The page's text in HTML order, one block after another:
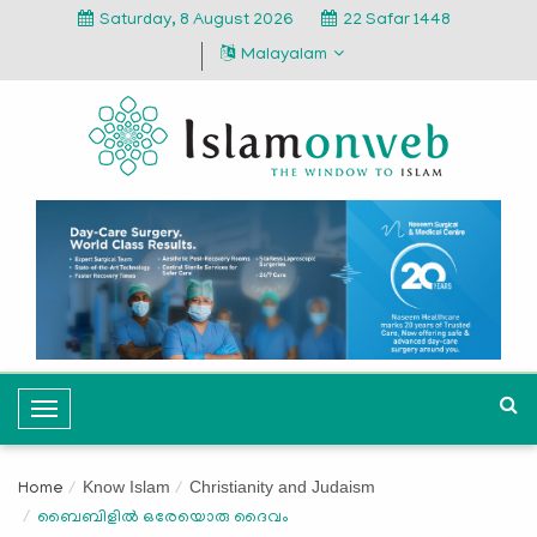
Saturday, 8 August 2026
22 Safar 1448
Malayalam
T
o
g
l
Home Know Islam Christianity and Judaism
ബൈബിളില്‍ ഒരേയൊരു ദൈവം